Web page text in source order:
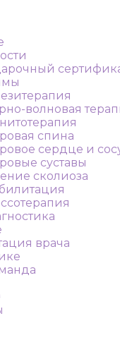
волновая
спина
сердце и
суставы
сколиоза
врача